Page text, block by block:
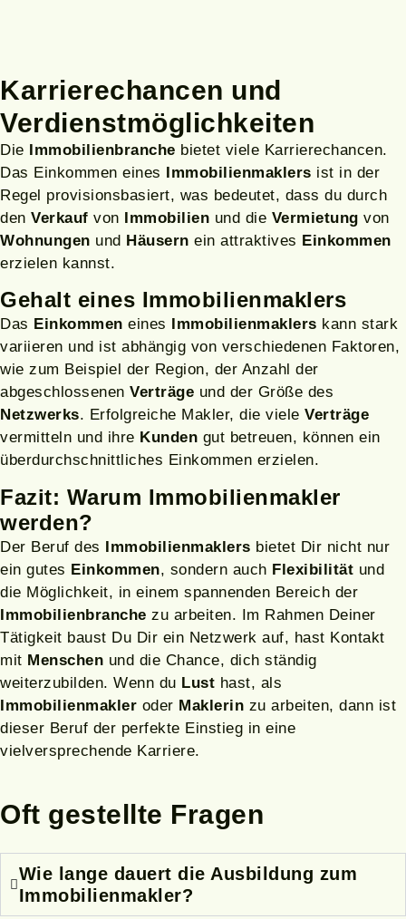
Karrierechancen und
Verdienst­möglichkeiten
Die Immobilienbranche bietet viele Karrierechancen.
Das Einkommen eines Immobilienmaklers ist in der
Regel provisionsbasiert, was bedeutet, dass du durch
den Verkauf von Immobilien und die Vermietung von
Wohnungen und Häusern ein attraktives Einkommen
erzielen kannst.
Gehalt eines Immobilienmaklers
Das Einkommen eines Immobilienmaklers kann stark
variieren und ist abhängig von verschiedenen Faktoren,
wie zum Beispiel der Region, der Anzahl der
abgeschlossenen Verträge und der Größe des
Netzwerks. Erfolgreiche Makler, die viele Verträge
vermitteln und ihre Kunden gut betreuen, können ein
überdurchschnittliches Einkommen erzielen.
Fazit: Warum Immobilienmakler
werden?
Der Beruf des Immobilienmaklers bietet Dir nicht nur
ein gutes Einkommen, sondern auch Flexibilität und
die Möglichkeit, in einem spannenden Bereich der
Immobilienbranche zu arbeiten. Im Rahmen Deiner
Tätigkeit baust Du Dir ein Netzwerk auf, hast Kontakt
mit Menschen und die Chance, dich ständig
weiterzubilden. Wenn du Lust hast, als
Immobilienmakler oder Maklerin zu arbeiten, dann ist
dieser Beruf der perfekte Einstieg in eine
vielversprechende Karriere.
Oft gestellte Fragen
Wie lange dauert die Ausbildung zum
Immobilienmakler?